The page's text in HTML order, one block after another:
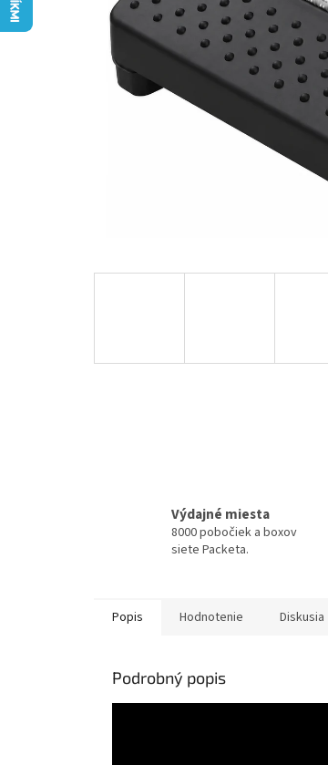
Výdajné miesta
8000 pobočiek a boxov
siete Packeta.
Popis Hodnotenie Diskusia
Podrobný popis